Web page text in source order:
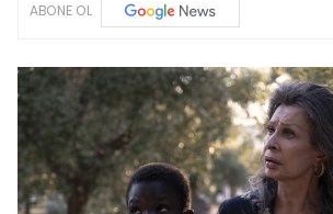
ABONE OL